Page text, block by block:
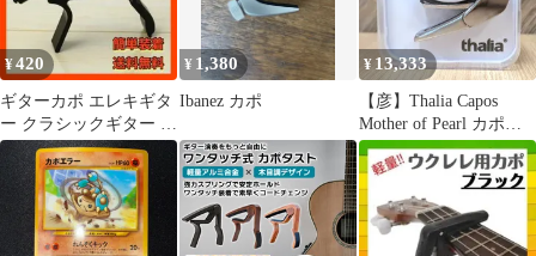
¥420
ギターカポ エレキギタ
ー クラシックギター ア
コースティックギター
ウクレレ
¥ 1,380
Ibanez カポ
¥ 13,333
【彦】Thalia Capos
Mother of Pearl カポタ
スト Shellシリーズ シ
ェル タリアカポ USA
カポ TH-CC200-MP 美
品【5178SY】G25